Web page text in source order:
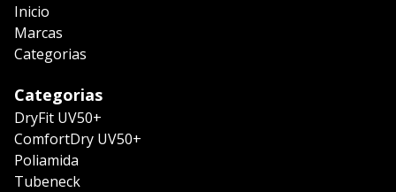
Inicio
Marcas
Categorias
Categorias
DryFit UV50+
ComfortDry UV50+
Poliamida
Tubeneck